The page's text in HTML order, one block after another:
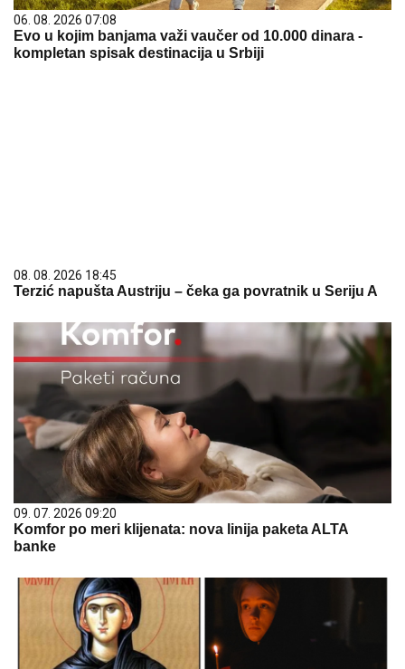
06. 08. 2026 07:08
Evo u kojim banjama važi vaučer od 10.000 dinara -
kompletan spisak destinacija u Srbiji
08. 08. 2026 18:45
Terzić napušta Austriju – čeka ga povratnik u Seriju A
09. 07. 2026 09:20
Komfor po meri klijenata: nova linija paketa ALTA
banke